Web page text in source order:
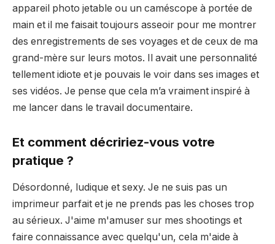
appareil photo jetable ou un caméscope à portée de
main et il me faisait toujours asseoir pour me montrer
des enregistrements de ses voyages et de ceux de ma
grand-mère sur leurs motos. Il avait une personnalité
tellement idiote et je pouvais le voir dans ses images et
ses vidéos. Je pense que cela m’a vraiment inspiré à
me lancer dans le travail documentaire.
Et comment décririez-vous votre
pratique ?
Désordonné, ludique et sexy. Je ne suis pas un
imprimeur parfait et je ne prends pas les choses trop
au sérieux. J'aime m'amuser sur mes shootings et
faire connaissance avec quelqu'un, cela m'aide à